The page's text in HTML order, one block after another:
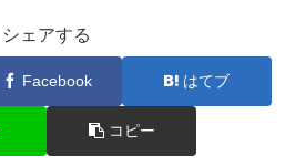
シェアする
Facebook はてブ
コピー